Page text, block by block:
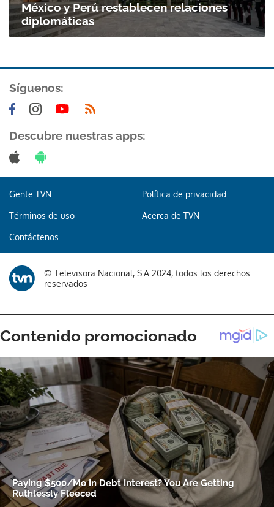
Gracias por suscribirte a nuestro boletín.
México y Perú restablecen relaciones
diplomáticas
Síguenos:
Descubre nuestras apps:
Gente TVN Política de privacidad
Términos de uso Acerca de TVN
Contáctenos
© Televisora Nacional, S.A 2024, todos los derechos
reservados